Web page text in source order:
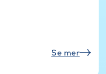
Se mer